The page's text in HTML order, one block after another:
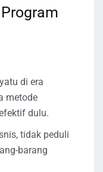
di era
metode
dulu.
tidak peduli
barang